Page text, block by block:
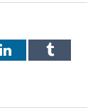
LinkedInTumblr